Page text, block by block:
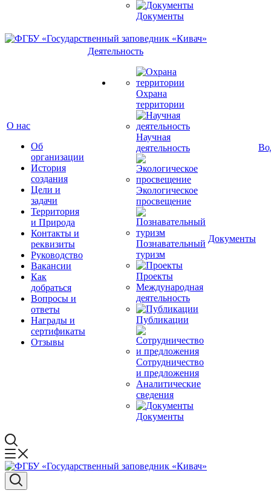
Документы
О нас
Об
организации
История
создания
Цели и
задачи
Территория
и Природа
Контакты и
реквизиты
Руководство
Вакансии
Как
добраться
Вопросы и
ответы
Награды и
сертификаты
Отзывы
Деятельность
Охрана
территории
Научная
деятельность
Экологическое
просвещение
Познавательный
туризм
Проекты
Международная
деятельность
Публикации
Сотрудничество
и предложения
Аналитические
сведения
Документы
Документы